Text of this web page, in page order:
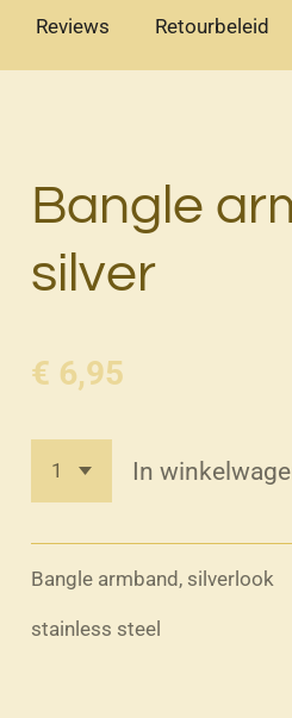
Reviews Retourbeleid
Bangle
silver
€ 6,95
In
Bangle armband, silverlook
stainless steel